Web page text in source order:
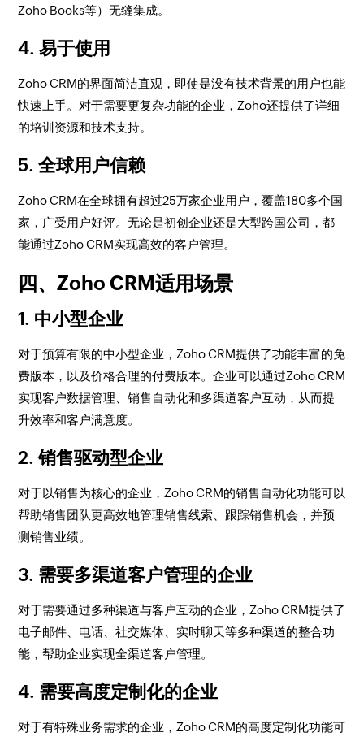
Zoho Books等）无缝集成。
4. 易于使用
Zoho CRM的界面简洁直观，即使是没有技术背景的用户也能
快速上手。对于需要更复杂功能的企业，Zoho还提供了详细
的培训资源和技术支持。
5. 全球用户信赖
Zoho CRM在全球拥有超过25万家企业用户，覆盖180多个国
家，广受用户好评。无论是初创企业还是大型跨国公司，都
能通过Zoho CRM实现高效的客户管理。
四、Zoho CRM适用场景
1. 中小型企业
对于预算有限的中小型企业，Zoho CRM提供了功能丰富的免
费版本，以及价格合理的付费版本。企业可以通过Zoho CRM
实现客户数据管理、销售自动化和多渠道客户互动，从而提
升效率和客户满意度。
2. 销售驱动型企业
对于以销售为核心的企业，Zoho CRM的销售自动化功能可以
帮助销售团队更高效地管理销售线索、跟踪销售机会，并预
测销售业绩。
3. 需要多渠道客户管理的企业
对于需要通过多种渠道与客户互动的企业，Zoho CRM提供了
电子邮件、电话、社交媒体、实时聊天等多种渠道的整合功
能，帮助企业实现全渠道客户管理。
4. 需要高度定制化的企业
对于有特殊业务需求的企业，Zoho CRM的高度定制化功能可